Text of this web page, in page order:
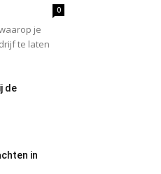
0
je
te laten
de
in